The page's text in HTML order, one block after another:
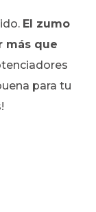
El zumo
más que
para tu